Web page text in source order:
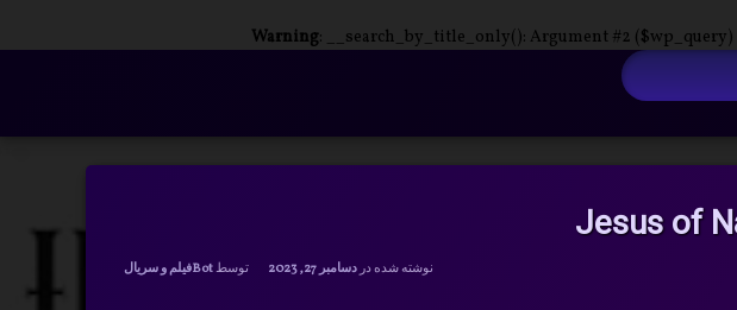
Warning: __search_by_title_only(): Argument #2
نوشته شده دردسامبر 27, 2023 توسطBotدسته بندی ها:
فیلم و سریال